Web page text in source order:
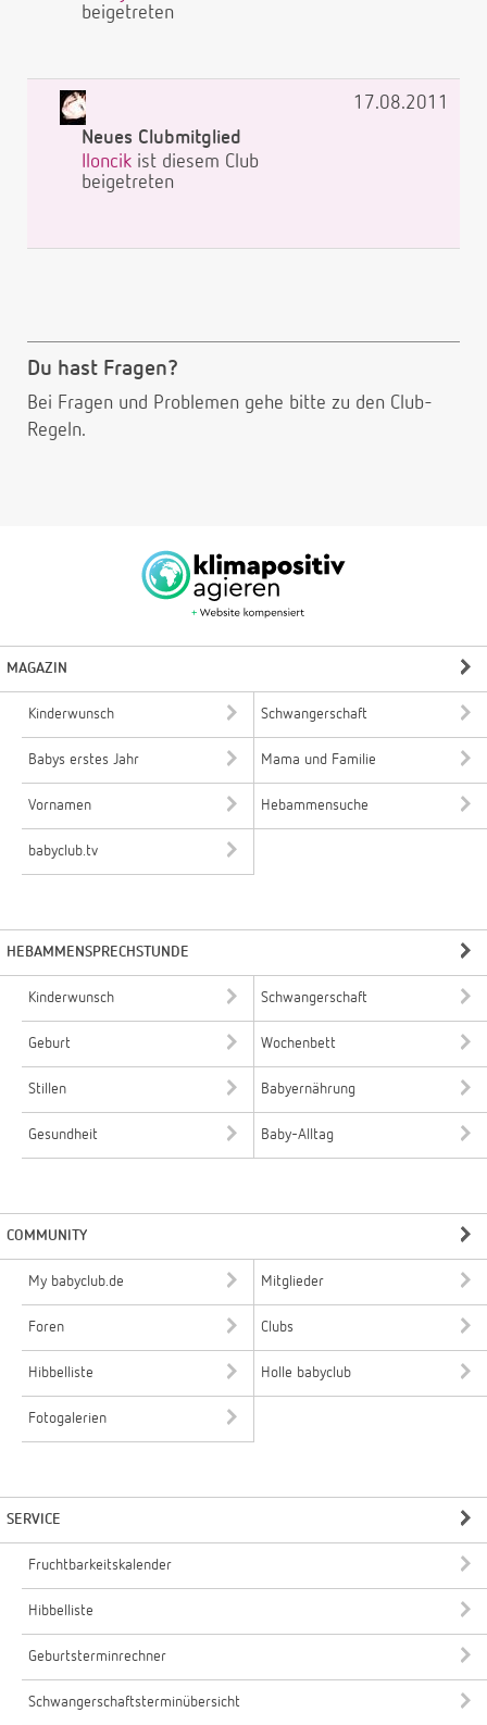
beigetreten
Neues Clubmitglied
Iloncik ist diesem Club
beigetreten
17.08.2011
Du hast Fragen?
Bei Fragen und Problemen gehe bitte zu den Club-
Regeln.
MAGAZIN
Kinderwunsch Schwangerschaft
Babys erstes Jahr Mama und Familie
Vornamen Hebammensuche
babyclub.tv
HEBAMMENSPRECHSTUNDE
Kinderwunsch Schwangerschaft
Geburt Wochenbett
Stillen Babyernährung
Gesundheit Baby-Alltag
COMMUNITY
My babyclub.de Mitglieder
Foren Clubs
Hibbelliste Holle babyclub
Fotogalerien
SERVICE
Fruchtbarkeitskalender
Hibbelliste
Geburtsterminrechner
Schwangerschaftsterminübersicht